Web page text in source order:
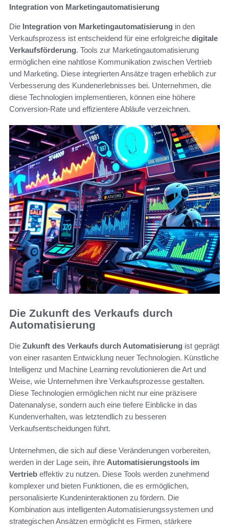
Integration von Marketingautomatisierung
Die Integration von Marketingautomatisierung in den
Verkaufsprozess ist entscheidend für eine erfolgreiche digitale
Verkaufsförderung. Tools zur Marketingautomatisierung
ermöglichen eine nahtlose Kommunikation zwischen Vertrieb
und Marketing. Diese integrierten Ansätze tragen erheblich zur
Verbesserung des Kundenerlebnisses bei. Unternehmen, die
diese Technologien implementieren, können eine höhere
Conversion-Rate und effizientere Abläufe verzeichnen.
Die Zukunft des Verkaufs durch
Automatisierung
Die Zukunft des Verkaufs durch Automatisierung ist geprägt
von einer rasanten Entwicklung neuer Technologien. Künstliche
Intelligenz und Machine Learning revolutionieren die Art und
Weise, wie Unternehmen ihre Verkaufsprozesse gestalten.
Diese Technologien ermöglichen nicht nur eine präzisere
Datenanalyse, sondern auch eine tiefere Einblicke in das
Kundenverhalten, was letztendlich zu besseren
Verkaufsentscheidungen führt.
Unternehmen, die sich auf diese Veränderungen vorbereiten,
werden in der Lage sein, ihre Automatisierungstools im
Vertrieb effektiv zu nutzen. Diese Tools werden zunehmend
komplexer und bieten Funktionen, die es ermöglichen,
personalisierte Kundeninteraktionen zu fördern. Die
Kombination aus intelligenten Automatisierungssystemen und
strategischen Ansätzen ermöglicht es Firmen, stärkere